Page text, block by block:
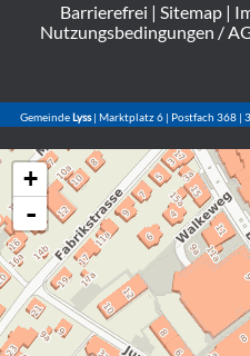
Barrierefrei | Sitemap|
Nutzungsbedingungen /
GemeindeLyss| Marktplatz 6 | Postfach 368 |